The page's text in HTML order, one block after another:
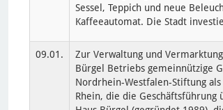
Sessel, Teppich und neue
Kaffeeautomat. Die Stadt
09.01.
Zur Verwaltung und
Bürgel Betriebs gemeinnützige
Nordrhein-Westfalen-Stiftung
Rhein, die die